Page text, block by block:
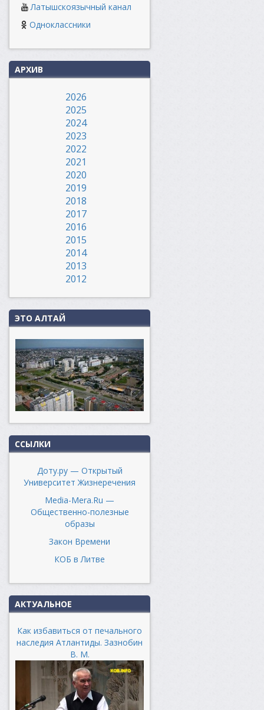
Латышскоязычный канал
Одноклассники
АРХИВ
2026
2025
2024
2023
2022
2021
2020
2019
2018
2017
2016
2015
2014
2013
2012
ЭТО АЛТАЙ
ССЫЛКИ
Доту.ру — Открытый
Университет Жизнеречения
Media-Mera.Ru —
Общественно-полезные
образы
Закон Времени
КОБ в Литве
АКТУАЛЬНОЕ
Как избавиться от печального
наследия Атлантиды. Зазнобин
В. М.